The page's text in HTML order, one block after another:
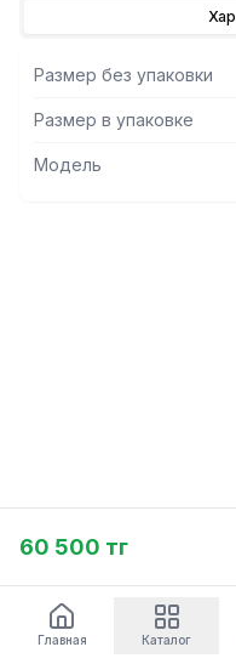
толщиной 1 мм.
Нагрузка на все
упакованном виде
мм. Вес изделия 38 кг.
Размер без упаковки
Размер в упаковке
Модель
60 500 тг
Главная Каталог